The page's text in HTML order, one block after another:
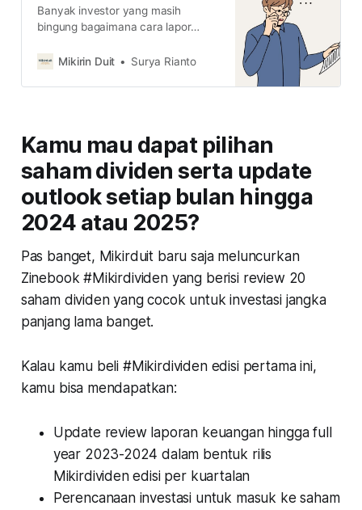
Banyak investor yang masih
bingung bagaimana cara lapor
insentif pajak 0 persen. Simak
Mikirin Duit Surya Rianto
Kamu mau dapat pilihan
saham dividen serta update
outlook setiap bulan hingga
2024 atau 2025?
Pas banget, Mikirduit baru saja meluncurkan
Zinebook #Mikirdividen yang berisi review 20
saham dividen yang cocok untuk investasi jangka
panjang lama banget.
Kalau kamu beli #Mikirdividen edisi pertama ini,
kamu bisa mendapatkan:
Update review laporan keuangan hingga full
year 2023-2024 dalam bentuk rilis
Mikirdividen edisi per kuartalan
Perencanaan investasi untuk masuk ke saham